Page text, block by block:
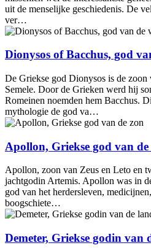
uit de menselijke geschiedenis. De
ver…
Dionysos of Bacchus, god
De Griekse god Dionysos is de zoon
Semele. Door de Grieken werd hij
Romeinen noemden hem Bacchus.
mythologie de god va…
Apollon, Griekse god van de
Apollon, zoon van Zeus en Leto en
jachtgodin Artemis. Apollon was in
god van het herdersleven,
boogschiete…
Demeter, Griekse godin van